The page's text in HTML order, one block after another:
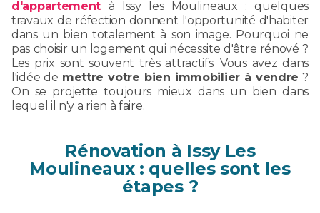
d'appartement à Issy les Moulineaux : quelques
travaux de réfection donnent l'opportunité d'habiter
dans un bien totalement à son image. Pourquoi ne
pas choisir un logement qui nécessite d'être rénové ?
Les prix sont souvent très attractifs. Vous avez dans
l'idée de mettre votre bien immobilier à vendre ?
On se projette toujours mieux dans un bien dans
lequel il n'y a rien à faire.
Rénovation à Issy Les
Moulineaux : quelles sont les
étapes ?